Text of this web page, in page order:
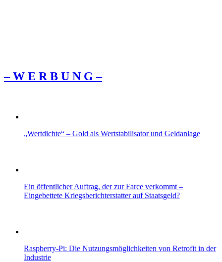
– W Ε R Β U Ν G –
„Wertdichte“ – Gold als Wertstabilisator und Geldanlage
Ein öffentlicher Auftrag, der zur Farce verkommt –
Eingebettete Kriegsberichterstatter auf Staatsgeld?
Raspberry-Pi: Die Nutzungsmöglichkeiten von Retrofit in der
Industrie